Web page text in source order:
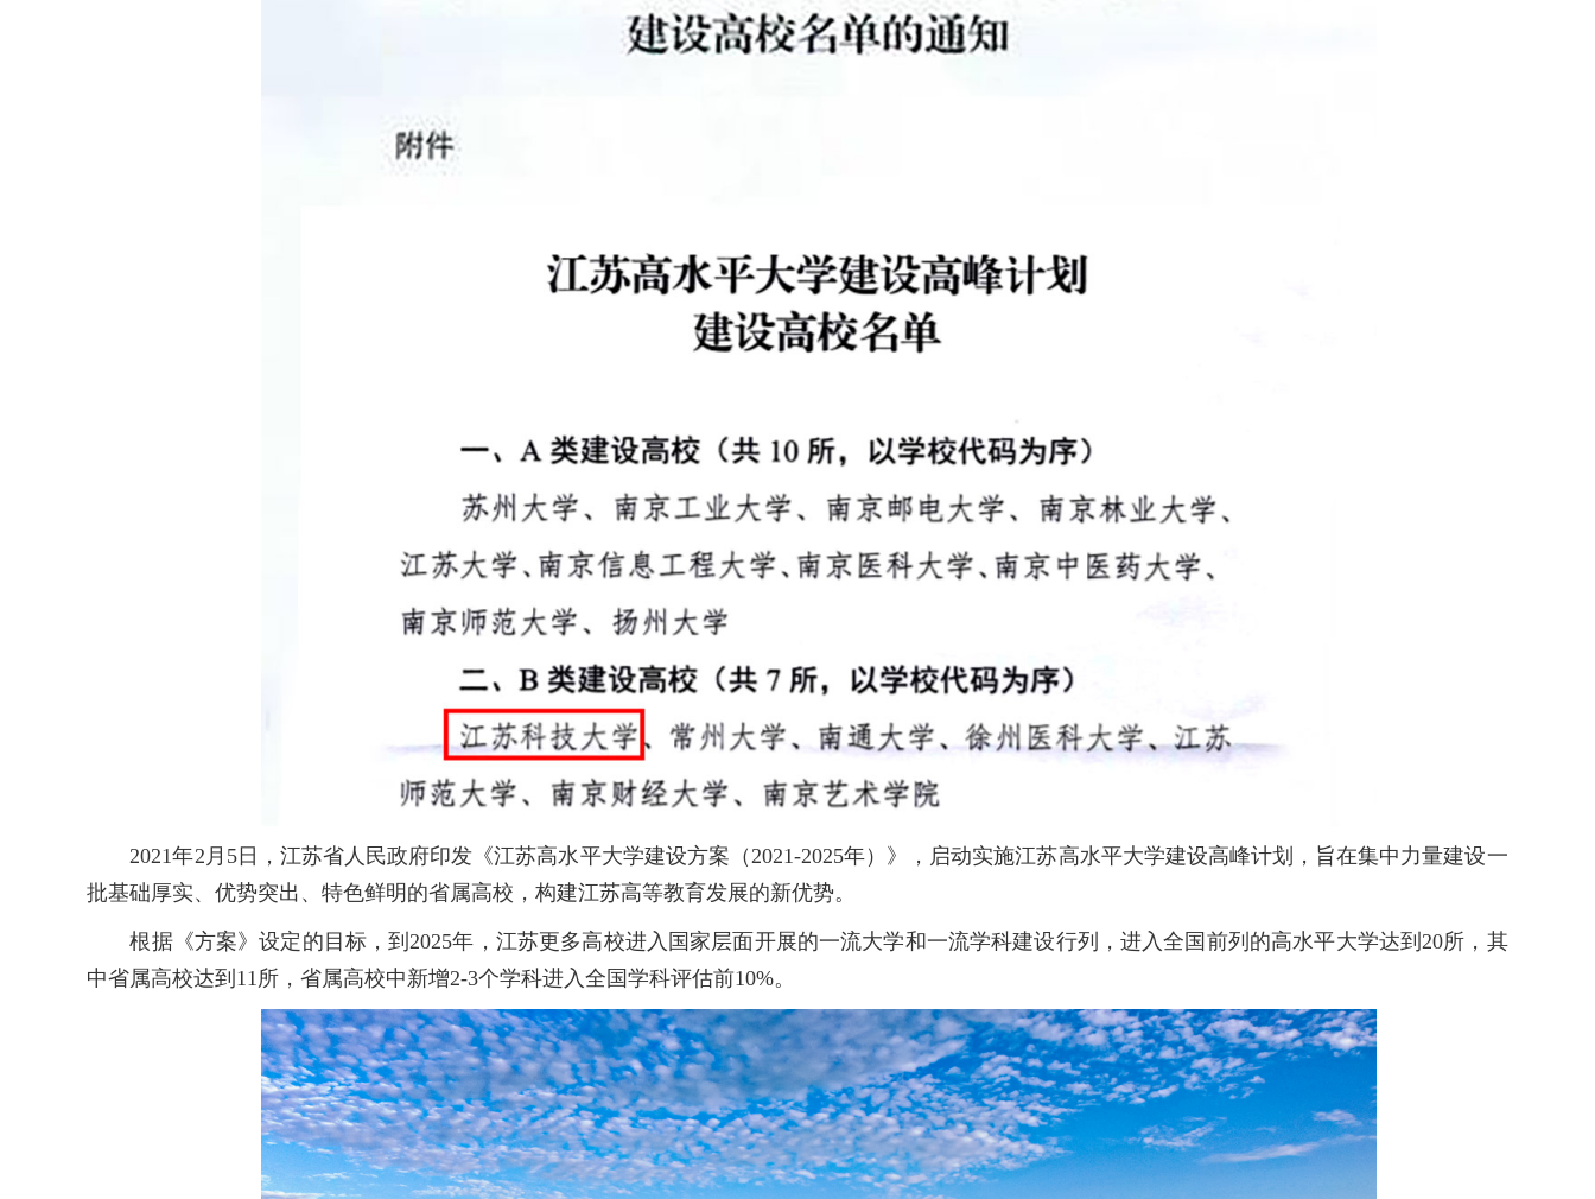
2021年2月5日，江苏省人民政府印发《江苏高水平大学建设方案（2021-2025年）》，启动实施江苏高水平大学建设高峰计划，旨在集中力量建设一
批基础厚实、优势突出、特色鲜明的省属高校，构建江苏高等教育发展的新优势。
根据《方案》设定的目标，到2025年，江苏更多高校进入国家层面开展的一流大学和一流学科建设行列，进入全国前列的高水平大学达到20所，其
中省属高校达到11所，省属高校中新增2-3个学科进入全国学科评估前10%。